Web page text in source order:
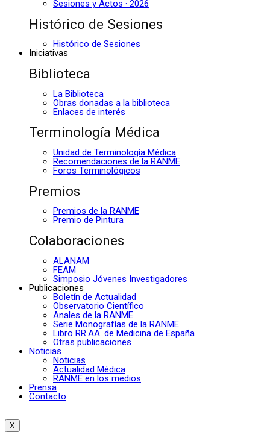
Sesiones y Actos · 2026
Histórico de Sesiones
Histórico de Sesiones
Iniciativas
Biblioteca
La Biblioteca
Obras donadas a la biblioteca
Enlaces de interés
Terminología Médica
Unidad de Terminología Médica
Recomendaciones de la RANME
Foros Terminológicos
Premios
Premios de la RANME
Premio de Pintura
Colaboraciones
ALANAM
FEAM
Simposio Jóvenes Investigadores
Publicaciones
Boletín de Actualidad
Observatorio Científico
Anales de la RANME
Serie Monografías de la RANME
Libro RR.AA. de Medicina de España
Otras publicaciones
Noticias
Noticias
Actualidad Médica
RANME en los medios
Prensa
Contacto
X